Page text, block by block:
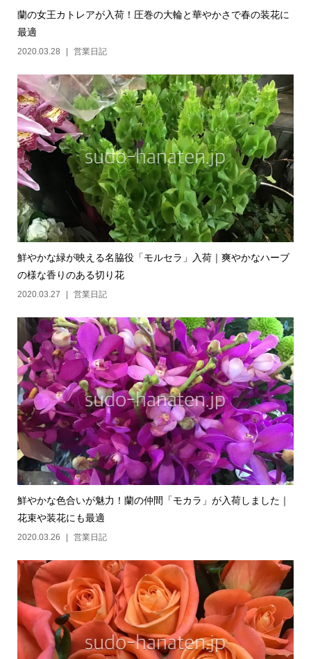
蘭の女王カトレアが入荷！圧巻の大輪と華やかさで春の装花に
最適
2020.03.28 営業日記
鮮やかな緑が映える名脇役「モルセラ」入荷｜爽やかなハーブ
の様な香りのある切り花
2020.03.27 営業日記
鮮やかな色合いが魅力！蘭の仲間「モカラ」が入荷しました｜
花束や装花にも最適
2020.03.26 営業日記